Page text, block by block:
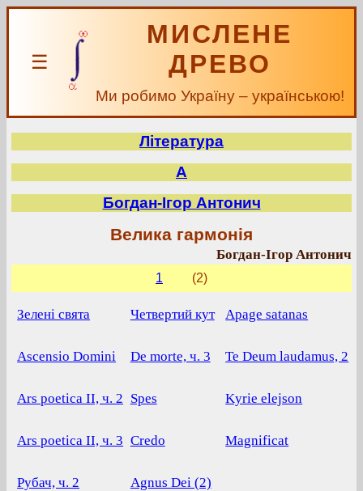
☰
МИСЛЕНЕ
ДРЕВО
Ми робимо Україну – українською!
Література
А
Богдан-Ігор Антонич
Велика гармонія
Богдан-Ігор Антонич
1 (2)
Зелені свята
Ascensio Domini
Ars poetica II, ч. 2
Ars poetica II, ч. 3
Рубач, ч. 2
Четвертий кут
De morte, ч. 3
Spes
Credo
Agnus Dei (2)
Apage satanas
Te Deum laudamus, 2
Kyrie elejson
Magnificat